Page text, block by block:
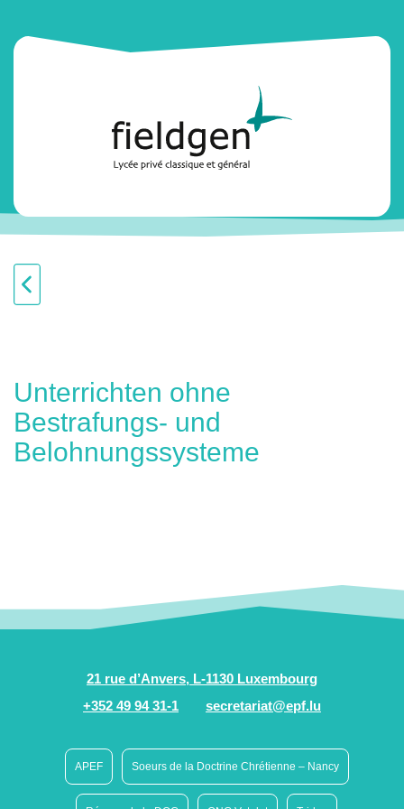
Unterrichten ohne
Bestrafungs- und
Belohnungssysteme
21 rue d’Anvers, L-1130 Luxembourg
+352 49 94 31-1
secretariat@epf.lu
APEF Soeurs de la Doctrine Chrétienne – Nancy